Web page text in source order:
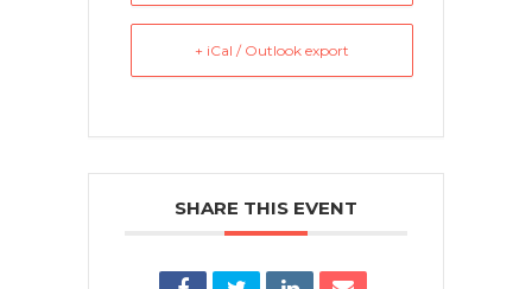
+ iCal / Outlook export
SHARE THIS EVENT